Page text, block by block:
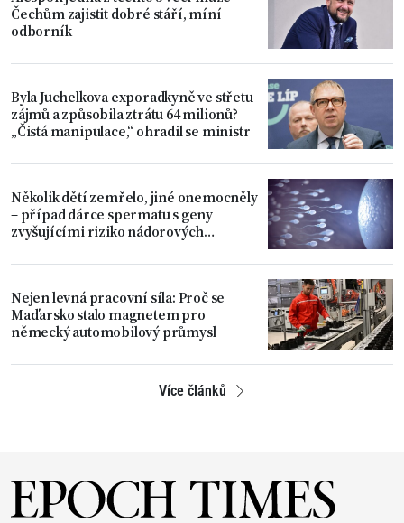
Čechům zajistit dobré stáří, míní
odborník
Byla Juchelkova exporadkyně ve střetu
zájmů a způsobila ztrátu 64 milionů?
„Čistá manipulace,“ ohradil se ministr
Několik dětí zemřelo, jiné onemocněly
– případ dárce spermatu s geny
zvyšujícími riziko nádorových
Nejen levná pracovní síla: Proč se
Maďarsko stalo magnetem pro
německý automobilový průmysl
Více článků